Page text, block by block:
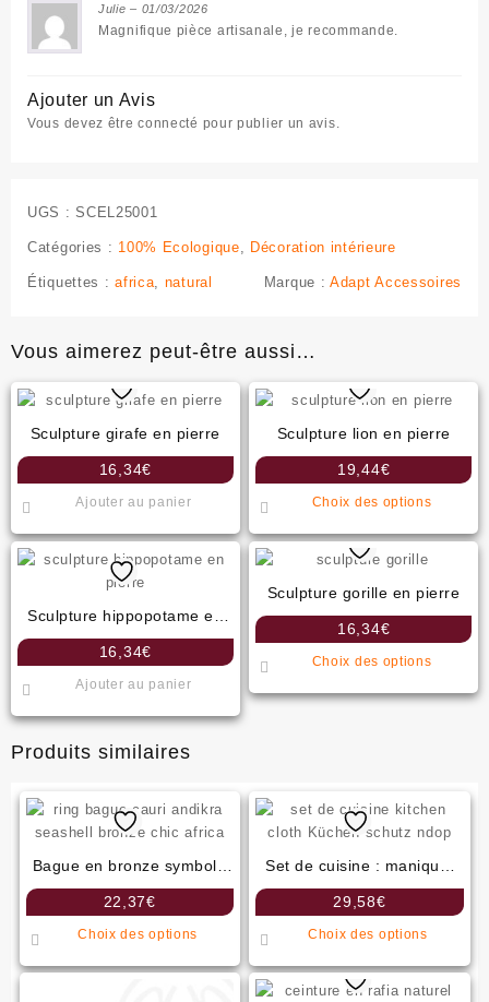
Julie– 01/03/2026
Magnifique pièce artisanale, je recommande.
Ajouter un Avis
Vous devez êtreconnecté pour publier un avis.
UGS :SCEL25001
Catégories : 100% Ecologique, Décoration intérieure
Étiquettes :africa, natural Marque :Adapt Accessoires
Vous aimerez peut-être aussi…
Sculpture girafe en pierre
16,34€
Ajouter au panier
Sculpture lion en pierre
19,44€
Choix des options
a
Les
Sculpture hippopotame en
pierre
16,34€
Ajouter au panier
Sculpture gorille en pierre
16,34€
Choix des options
a
être
sur
produit
Produits similaires
Bague en bronze symbole
andikra
22,37€
Choix des options
a
Set de cuisine : manique,
tablier, gant, essuie-main
29,58€
Choix des options
a